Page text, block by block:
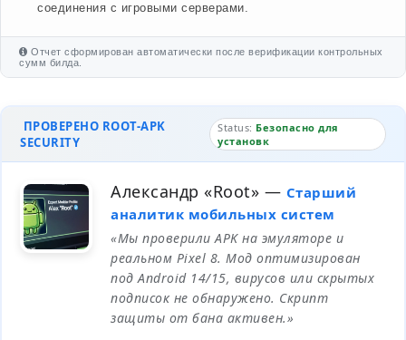
соединения с игровыми серверами.
Отчет сформирован автоматически после верификации контрольных
сумм билда.
ПРОВЕРЕНО ROOT-APK
SECURITY
Status: Безопасно для
установк
Александр «Root» — Старший
аналитик мобильных систем
«Мы проверили APK на эмуляторе и
реальном Pixel 8. Мод оптимизирован
под Android 14/15, вирусов или скрытых
подписок не обнаружено. Скрипт
защиты от бана активен.»